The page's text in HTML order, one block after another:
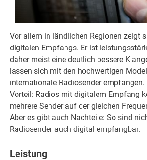
Vor allem in ländlichen Regionen zeigt
digitalen Empfangs. Er ist
daher meist eine deutlich bessere
lassen sich mit den hochwertigen
internationale Radiosender empfangen.
Vorteil: Radios mit digitalem Empfang
mehrere Sender auf der gleichen
Aber es gibt auch Nachteile: So sind
Radiosender auch digital empfangbar.
Leistung